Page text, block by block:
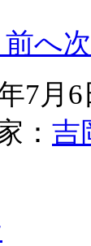
前へ
7
： 吉